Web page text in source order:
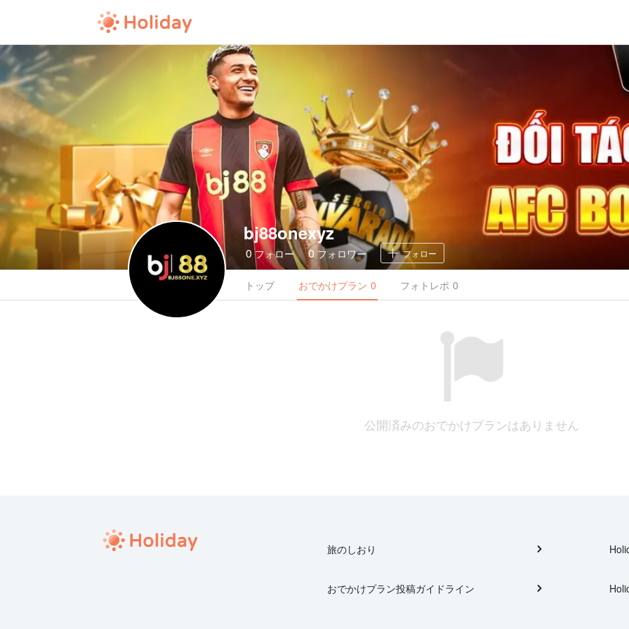
bj88onexyz
0フォロー 0フォロワー フォロー
トップ おでかけプラン 0 フォトレポ 0
公開済みのおでかけプランはありません
旅のしおり
おでかけプラン投稿ガイドライン